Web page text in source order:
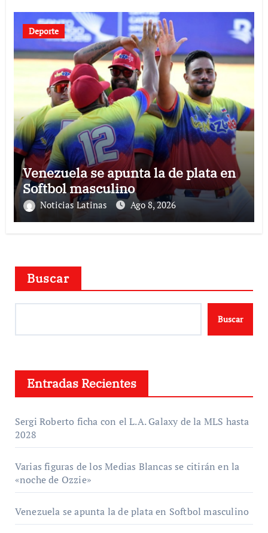
Deporte
Venezuela se apunta la de plata en
Softbol masculino
Noticias Latinas Ago 8, 2026
Buscar
Buscar
Entradas Recientes
Sergi Roberto ficha con el L.A. Galaxy de la MLS hasta
2028
Varias figuras de los Medias Blancas se citirán en la
«noche de Ozzie»
Venezuela se apunta la de plata en Softbol masculino